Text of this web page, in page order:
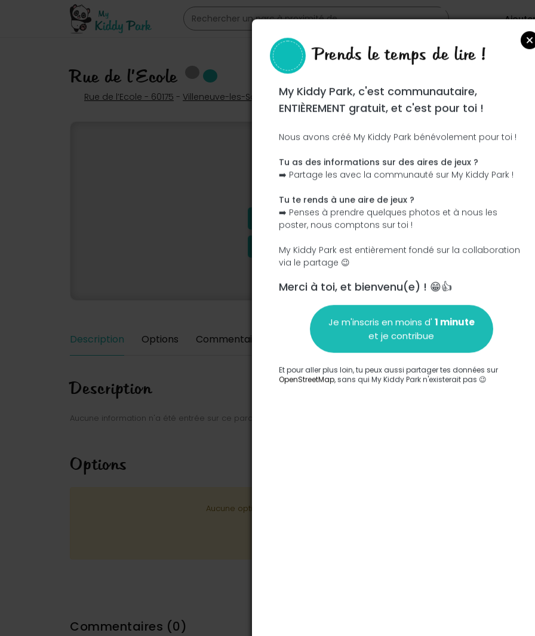
Rue de l’Ecole
Rue de l’Ecole - 60175 - Villeneuve-les-Sablons
Ce parc n'a pas encore été visité ! À toi de jouer !
J'ajoute le nom J'ajoute des photos
J'ajoute une description J'ajoute les équipements
Description Options Commentaires Ajouter un commentaire
Description
Aucune information n'a été entrée sur ce parc.
Options
Aucune option n'a été entrée sur ce parc.
Commentaires (0)
Prends le temps de lire !
My Kiddy Park, c'est communautaire,
ENTIÈREMENT gratuit, et c'est pour toi !
Nous avons créé My Kiddy Park bénévolement pour toi !
Tu as des informations sur des aires de jeux ?
➡️ Partage les avec la communauté sur My Kiddy Park !
Tu te rends à une aire de jeux ?
➡️ Penses à prendre quelques photos et à nous les
poster, nous comptons sur toi !
My Kiddy Park est entièrement fondé sur la collaboration
via le partage 😉
Merci à toi, et bienvenu(e) ! 😁👍
Je m'inscris en moins d'1 minute
et je contribue
Et pour aller plus loin, tu peux aussi partager tes données sur
OpenStreetMap, sans qui My Kiddy Park n'existerait pas 😉